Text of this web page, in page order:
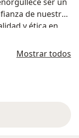
de nuestros
y ética en
hasta
con
Confía en
nuestra
tu sonrisa y
Mostrar todos